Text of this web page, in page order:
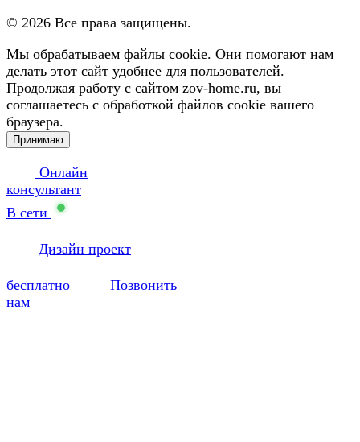
© 2026 Все права защищены.
Мы обрабатываем файлы cookie. Они помогают нам
делать этот сайт удобнее для пользователей.
Продолжая работу с сайтом zov-home.ru, вы
соглашаетесь с обработкой файлов cookie вашего
браузера.
Принимаю
Онлайн
консультант
В сети
Дизайн проект
бесплатно
Позвонить
нам